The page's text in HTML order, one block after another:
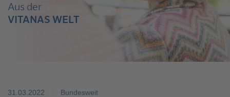
Aus der
VITANAS WELT
31.03.2022 Bundesweit